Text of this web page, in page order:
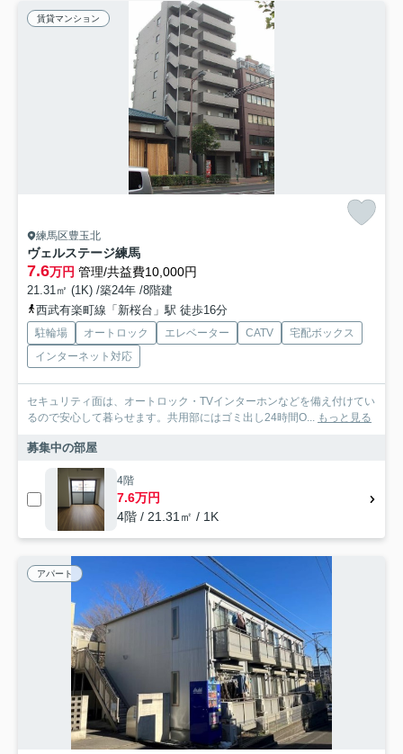
賃貸マンション
練馬区豊玉北
ヴェルステージ練馬
7.6万円 管理/共益費10,000円
21.31㎡ (1K) /築24年 /8階建
西武有楽町線「新桜台」駅 徒歩16分
駐輪場 オートロック エレベーター CATV
宅配ボックス
インターネット対応
セキュリティ面は、オートロック・TVインターホンなどを備え付けてい
るので安心して暮らせます。共用部にはゴミ出し24時間O... もっと見る
募集中の部屋
4階
7.6万円
4階 / 21.31㎡ / 1K
アパート